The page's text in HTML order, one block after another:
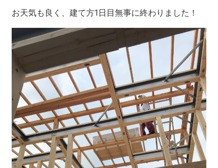
お天気も良く、建て方1日目無事に終わりました！